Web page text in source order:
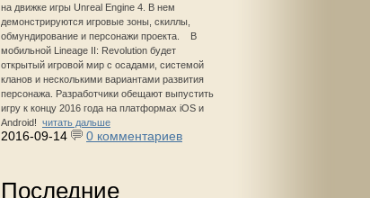
на движке игры Unreal Engine 4. В нем
демонстрируются игровые зоны, скиллы,
обмундирование и персонажи проекта. В
мобильной Lineage II: Revolution будет
открытый игровой мир с осадами, системой
кланов и несколькими вариантами развития
персонажа. Разработчики обещают выпустить
игру к концу 2016 года на платформах iOS и
Android! читать дальше
2016-09-14 0 комментариев
Последние